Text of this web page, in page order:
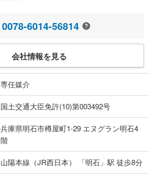
0078-6014-56814
会社情報を見る
専任媒介
国土交通大臣免許(10)第003492号
兵庫県明石市樽屋町1-29 エヌグラン明石4
階
山陽本線（JR西日本） 「明石」駅 徒歩8分